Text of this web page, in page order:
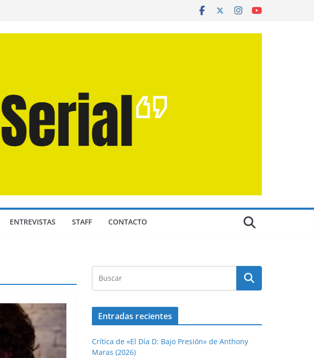
ENTREVISTAS STAFF CONTACTO
Entradas recientes
Crítica de «El Día D: Bajo Presión» de Anthony
Maras (2026)